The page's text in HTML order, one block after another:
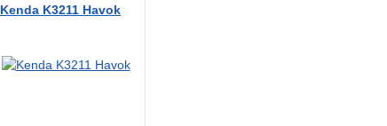
Kenda K3211 Havok